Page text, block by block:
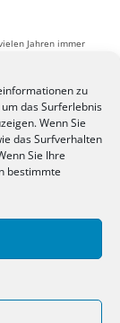
zu
das Surferlebnis
Wenn Sie
das Surfverhalten
Sie Ihre
bestimmte